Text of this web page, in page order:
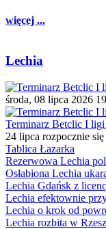
więcej ...
Lechia
środa, 08 lipca 2026
Terminarz Betclic I
24 lipca rozpocznie
Tablica Łazarka
Rezerwowa Lechia
Osłabiona Lechia
Lechia Gdańsk z
Lechia efektownie
Lechia o krok od
Lechia rozbita w